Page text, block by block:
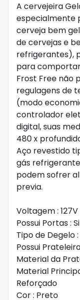
A cervejeira
especialmente
cerveja bem
de cervejas e
refrigerantes),
para
Frost Free não
regulagens de
(modo
controlador
digital, suas
480 x
Aço revestido
gás
podem sofrer
previa.
Voltagem : 127V
Possui Portas :
Tipo de Degelo
Possui
Material da
Material
Reforçado
Cor : Preto